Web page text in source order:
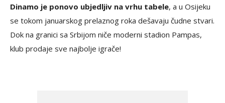
Dinamo je ponovo ubjedljiv na vrhu tabele, a u Osijeku
se tokom januarskog prelaznog roka dešavaju čudne stvari.
Dok na granici sa Srbijom niče moderni stadion Pampas,
klub prodaje sve najbolje igrače!